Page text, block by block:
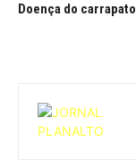
Doença do carrapato